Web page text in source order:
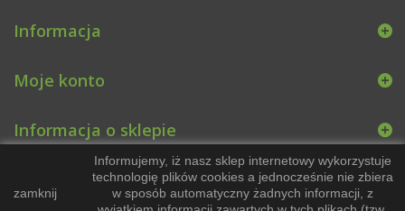
Informacja
Moje konto
Informacja o sklepie
zamknij
Informujemy, iż nasz sklep internetowy wykorzystuje
technologię plików cookies a jednocześnie nie zbiera
w sposób automatyczny żadnych informacji, z